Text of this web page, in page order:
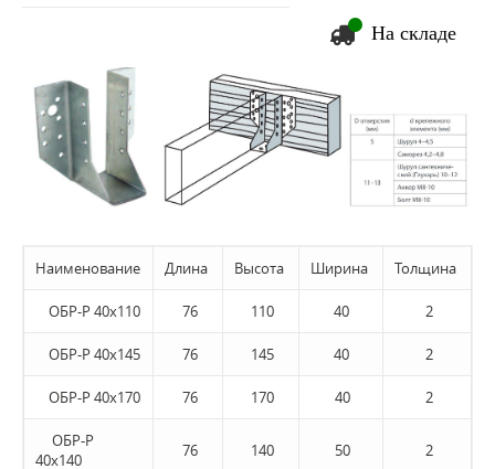
На складе
Наименование Длина Высота Ширина Толщина
ОБР-Р 40х110 76 110 40 2
ОБР-Р 40х145 76 145 40 2
ОБР-Р 40х170 76 170 40 2
ОБР-Р
40х140
76 140 50 2